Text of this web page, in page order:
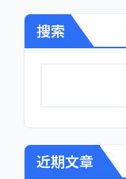
搜索
近期文章